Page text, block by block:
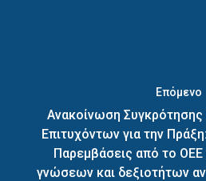
Επόμενο
Ανακοίνωση Συγκρότησης
Επιτυχόντων για την
Παρεμβάσεις από το ΟΕΕ
γνώσεων και δεξιοτήτων